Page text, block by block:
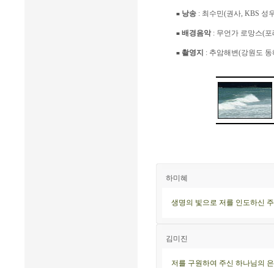
■ 낭송 : 최수민(권사, KBS 성
■ 배경음악: 무언가 로망스(포
■ 촬영지 : 추암해변(강원도 동
하미혜
생명의 빛으로 저를 인도하신
김미진
저를 구원하여 주신 하나님의